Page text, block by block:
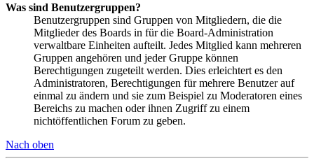
Was sind Benutzergruppen?
Benutzergruppen sind Gruppen von Mitgliedern, die die
Mitglieder des Boards in für die Board-Administration
verwaltbare Einheiten aufteilt. Jedes Mitglied kann mehreren
Gruppen angehören und jeder Gruppe können
Berechtigungen zugeteilt werden. Dies erleichtert es den
Administratoren, Berechtigungen für mehrere Benutzer auf
einmal zu ändern und sie zum Beispiel zu Moderatoren eines
Bereichs zu machen oder ihnen Zugriff zu einem
nichtöffentlichen Forum zu geben.
Nach oben